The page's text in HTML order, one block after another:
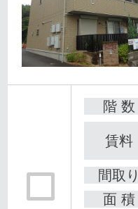
階 数
賃料
間取り
面 積